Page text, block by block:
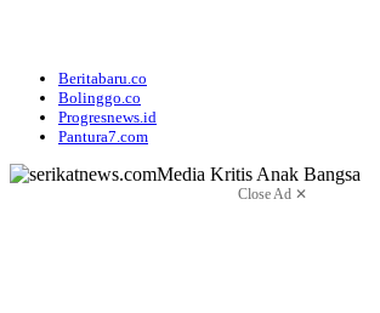
Beritabaru.co
Bolinggo.co
Progresnews.id
Pantura7.com
Close Ad ✕